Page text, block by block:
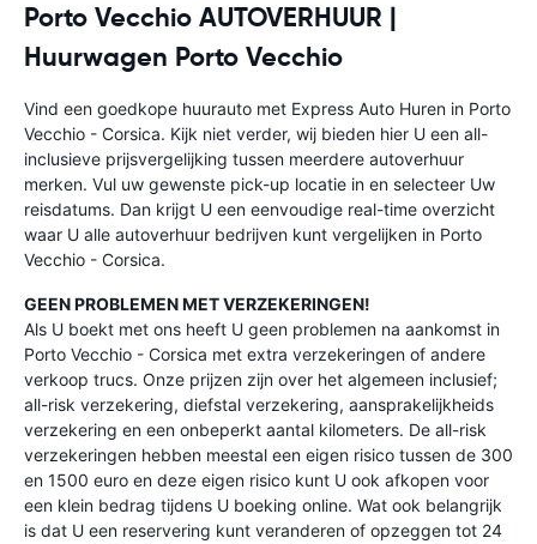
Porto Vecchio AUTOVERHUUR |
Huurwagen Porto Vecchio
Vind een goedkope huurauto met Express Auto Huren in Porto
Vecchio - Corsica. Kijk niet verder, wij bieden hier U een all-
inclusieve prijsvergelijking tussen meerdere autoverhuur
merken. Vul uw gewenste pick-up locatie in en selecteer Uw
reisdatums. Dan krijgt U een eenvoudige real-time overzicht
waar U alle autoverhuur bedrijven kunt vergelijken in Porto
Vecchio - Corsica.
GEEN PROBLEMEN MET VERZEKERINGEN!
Als U boekt met ons heeft U geen problemen na aankomst in
Porto Vecchio - Corsica met extra verzekeringen of andere
verkoop trucs. Onze prijzen zijn over het algemeen inclusief;
all-risk verzekering, diefstal verzekering, aansprakelijkheids
verzekering en een onbeperkt aantal kilometers. De all-risk
verzekeringen hebben meestal een eigen risico tussen de 300
en 1500 euro en deze eigen risico kunt U ook afkopen voor
een klein bedrag tijdens U boeking online. Wat ook belangrijk
is dat U een reservering kunt veranderen of opzeggen tot 24